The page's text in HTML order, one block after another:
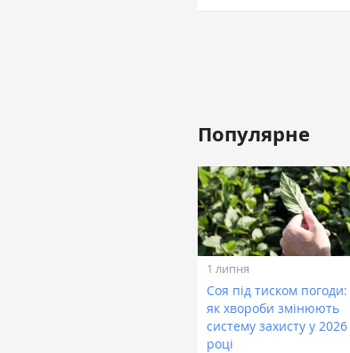
Популярне
1 липня
Соя під тиском погоди:
як хвороби змінюють
систему захисту у 2026
році